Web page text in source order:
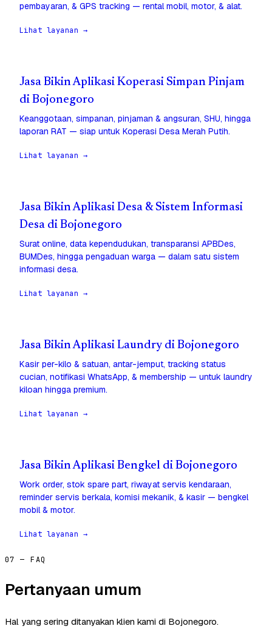
pembayaran, & GPS tracking — rental mobil, motor, & alat.
Lihat layanan →
Jasa Bikin Aplikasi Koperasi Simpan Pinjam
di Bojonegoro
Keanggotaan, simpanan, pinjaman & angsuran, SHU, hingga
laporan RAT — siap untuk Koperasi Desa Merah Putih.
Lihat layanan →
Jasa Bikin Aplikasi Desa & Sistem Informasi
Desa di Bojonegoro
Surat online, data kependudukan, transparansi APBDes,
BUMDes, hingga pengaduan warga — dalam satu sistem
informasi desa.
Lihat layanan →
Jasa Bikin Aplikasi Laundry di Bojonegoro
Kasir per-kilo & satuan, antar-jemput, tracking status
cucian, notifikasi WhatsApp, & membership — untuk laundry
kiloan hingga premium.
Lihat layanan →
Jasa Bikin Aplikasi Bengkel di Bojonegoro
Work order, stok spare part, riwayat servis kendaraan,
reminder servis berkala, komisi mekanik, & kasir — bengkel
mobil & motor.
Lihat layanan →
07 — FAQ
Pertanyaan umum
Hal yang sering ditanyakan klien kami di Bojonegoro.